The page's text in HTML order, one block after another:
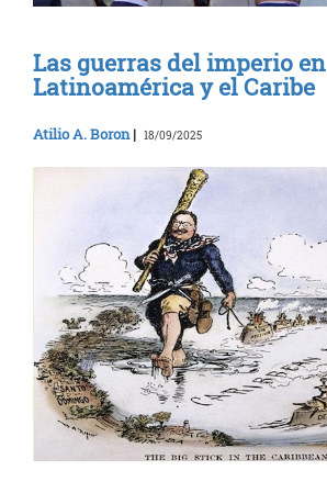
Las guerras del imperio en
Latinoamérica y el Caribe
Atilio A. Boron| 18/09/2025